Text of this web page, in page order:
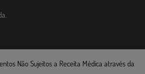
Não Sujeitos a Receita Médica através da